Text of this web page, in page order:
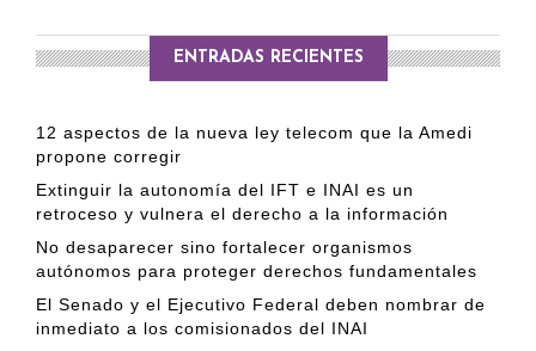
ENTRADAS RECIENTES
12 aspectos de la nueva ley telecom que la Amedi
propone corregir
Extinguir la autonomía del IFT e INAI es un
retroceso y vulnera el derecho a la información
No desaparecer sino fortalecer organismos
autónomos para proteger derechos fundamentales
El Senado y el Ejecutivo Federal deben nombrar de
inmediato a los comisionados del INAI